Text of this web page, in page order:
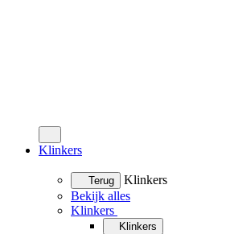
Klinkers
Terug
Klinkers
Bekijk alles
Klinkers
Klinkers